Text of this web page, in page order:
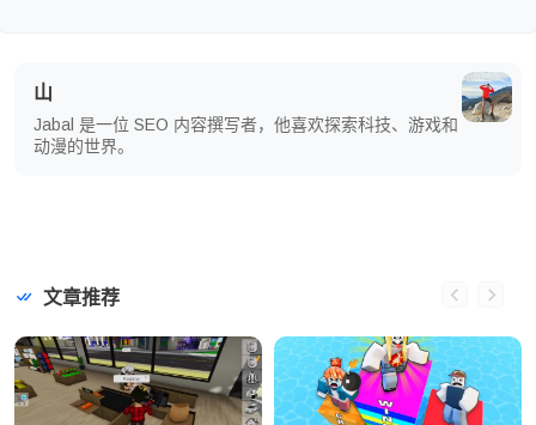
山
Jabal 是一位 SEO 内容撰写者，他喜欢探索科技、游戏和
动漫的世界。
文章推荐